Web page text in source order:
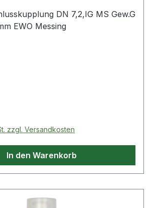
DN 7,2,IG MS Gew.G
EWO Messing
zzgl. Versandkosten
In den Warenkorb